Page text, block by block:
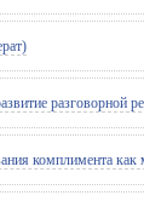
разговорной
комплимента